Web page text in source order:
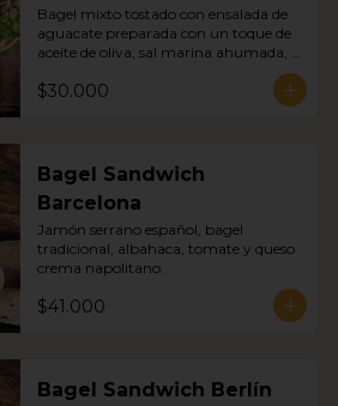
Bagel mixto tostado con ensalada de
aguacate preparada con un toque de
aceite de oliva, sal marina ahumada,
pimienta negra, semillas de girasol y
germinados.
$30.000
Bagel Sandwich
Barcelona
Jamón serrano español, bagel
tradicional, albahaca, tomate y queso
crema napolitano.
$41.000
Bagel Sandwich Berlín